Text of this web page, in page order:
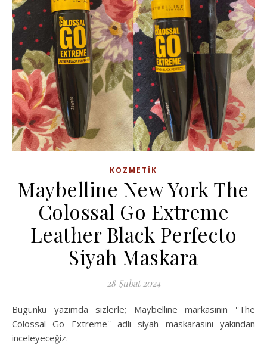
KOZMETIK
Maybelline New York The
Colossal Go Extreme
Leather Black Perfecto
Siyah Maskara
28 Şubat 2024
Bugünkü yazımda sizlerle; Maybelline markasının ''The
Colossal Go Extreme'' adlı siyah maskarasını yakından
inceleyeceğiz.